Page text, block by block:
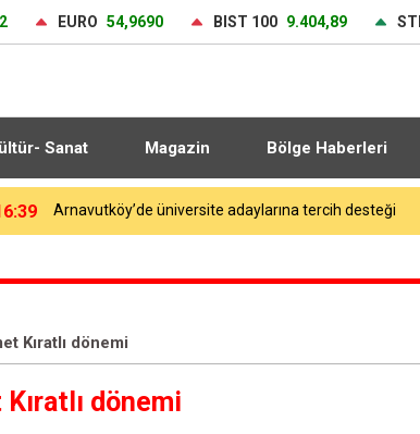
EURO 54,9690 BIST 100 9.404,89
Sanat Magazin Bölge Haberleri
Heybeliada Deniz Harp Okulu’ndaki yangına müdahale
Kıratlı dönemi
dönemi